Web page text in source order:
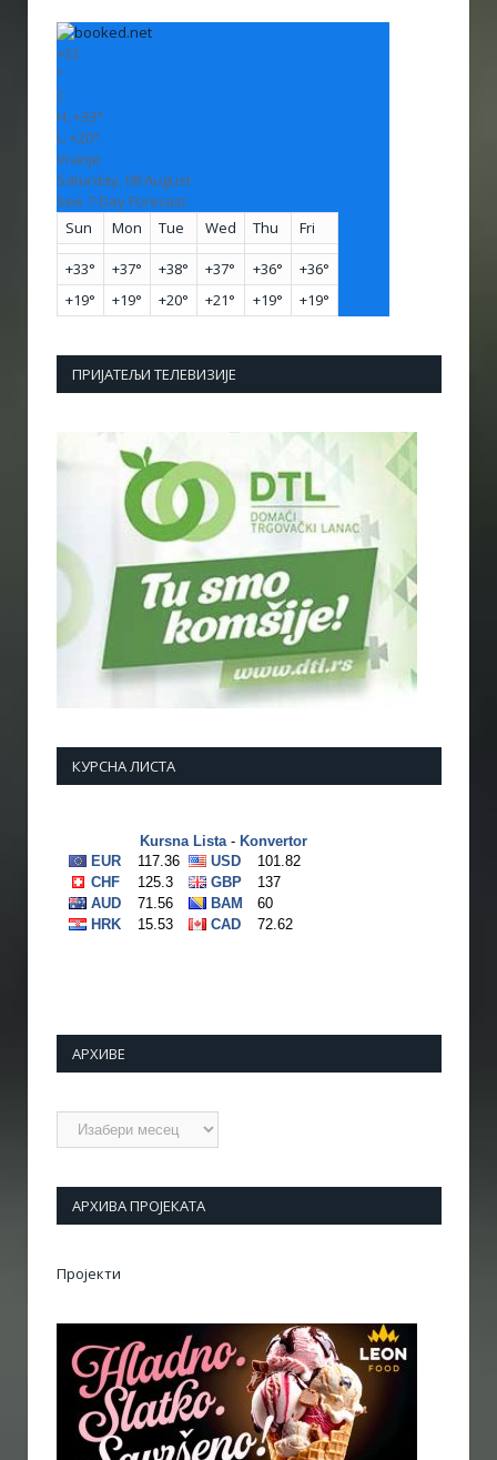
+32
°
C
H: +33°
L: +20°
Vranje
Saturday, 08 August
See 7-Day Forecast
Sun
Mon Tue Wed Thu Fri
+33° +37° +38° +37° +36° +36°
+19° +19° +20° +21° +19° +19°
ПРИЈАТЕЉИ ТЕЛЕВИЗИЈЕ
КУРСНА ЛИСТА
АРХИВЕ
Архиве
АРХИВА ПРОЈЕКАТА
Пројекти